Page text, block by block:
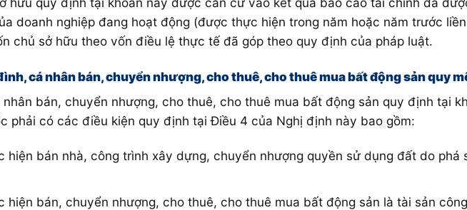
doanh nghiệp đang hoạt động (được thực hiện trong năm hoặc năm trước
chủ sở hữu theo vốn điều lệ thực tế đã góp theo quy định của pháp luật.
cá nhân bán, chuyển nhượng, cho thuê, cho thuê mua bất động sản quy
bán, chuyển nhượng, cho thuê, cho thuê mua bất động sản quy định tại
phải có các điều kiện quy định tại Điều 4 của Nghị định này bao gồm:
hiện bán nhà, công trình xây dựng, chuyển nhượng quyền sử dụng đất do
hiện bán, chuyển nhượng, cho thuê, cho thuê mua bất động sản là tài sản